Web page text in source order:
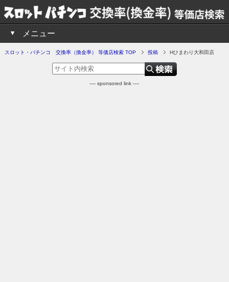
メニュー
スロット・パチンコ 交換率（換金率） 等価店検索 TOP 投稿 Hひまわり大和田店
---- sponsored link ----